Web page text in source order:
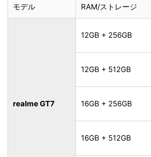
モデル RAM/ストレージ
realme GT7
12GB + 256GB
12GB + 512GB
16GB + 256GB
16GB + 512GB